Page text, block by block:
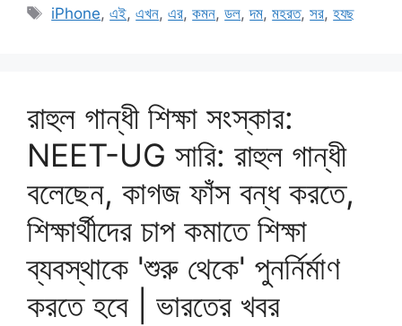
Tags
iPhone,এই,এখন,এর,কমন,ডল,দম,মহরত,সর,হযছ
রাহুল গান্ধী শিক্ষা সংস্কার:
NEET-UG সারি: রাহুল গান্ধী
বলেছেন, কাগজ ফাঁস বন্ধ করতে,
শিক্ষার্থীদের চাপ কমাতে শিক্ষা
ব্যবস্থাকে 'শুরু থেকে' পুনর্নির্মাণ
করতে হবে | ভারতের খবর